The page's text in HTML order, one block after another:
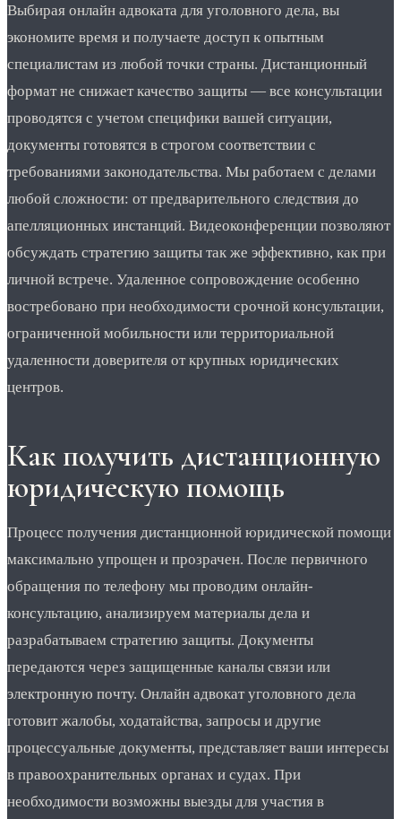
Выбирая онлайн адвоката для уголовного дела, вы
экономите время и получаете доступ к опытным
специалистам из любой точки страны. Дистанционный
формат не снижает качество защиты — все консультации
проводятся с учетом специфики вашей ситуации,
документы готовятся в строгом соответствии с
требованиями законодательства. Мы работаем с делами
любой сложности: от предварительного следствия до
апелляционных инстанций. Видеоконференции позволяют
обсуждать стратегию защиты так же эффективно, как при
личной встрече. Удаленное сопровождение особенно
востребовано при необходимости срочной консультации,
ограниченной мобильности или территориальной
удаленности доверителя от крупных юридических
центров.
Как получить дистанционную
юридическую помощь
Процесс получения дистанционной юридической помощи
максимально упрощен и прозрачен. После первичного
обращения по телефону мы проводим онлайн-
консультацию, анализируем материалы дела и
разрабатываем стратегию защиты. Документы
передаются через защищенные каналы связи или
электронную почту. Онлайн адвокат уголовного дела
готовит жалобы, ходатайства, запросы и другие
процессуальные документы, представляет ваши интересы
в правоохранительных органах и судах. При
необходимости возможны выезды для участия в